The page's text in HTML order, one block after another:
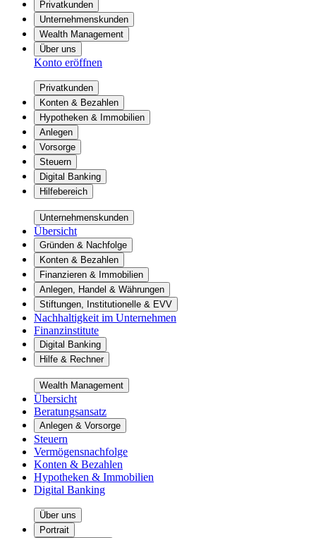
Privatkunden
Unternehmenskunden
Wealth Management
Über uns
Konto eröffnen
Privatkunden
Konten & Bezahlen
Hypotheken & Immobilien
Anlegen
Vorsorge
Steuern
Digital Banking
Hilfebereich
Unternehmenskunden
Übersicht
Gründen & Nachfolge
Konten & Bezahlen
Finanzieren & Immobilien
Anlegen, Handel & Währungen
Stiftungen, Institutionelle & EVV
Nachhaltigkeit im Unternehmen
Finanzinstitute
Digital Banking
Hilfe & Rechner
Wealth Management
Übersicht
Beratungsansatz
Anlegen & Vorsorge
Steuern
Vermögensnachfolge
Konten & Bezahlen
Hypotheken & Immobilien
Digital Banking
Über uns
Portrait